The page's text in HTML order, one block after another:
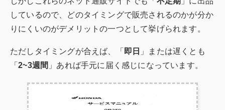
しているので、どのタイミングで販売されるのかが分か
りにくいのがデメリットの一つとして挙げられます。
ただしタイミングが合えば、「 即日 」または遅くとも
「2~3週間 」あれば手元に届く感じになっています。